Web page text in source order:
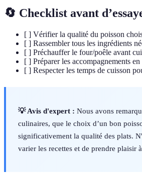
🔄 Checklist avant
[ ] Vérifier la qualité du poisson
[ ] Rassembler tous les ingrédients
[ ] Préchauffer le four/poêle avant
[ ] Préparer les accompagnements
[ ] Respecter les temps de cuisson
💡 Avis d'expert : Nous avons
culinaires, que le choix d’un bon
significativement la qualité des plats.
varier les recettes et de prendre plaisir